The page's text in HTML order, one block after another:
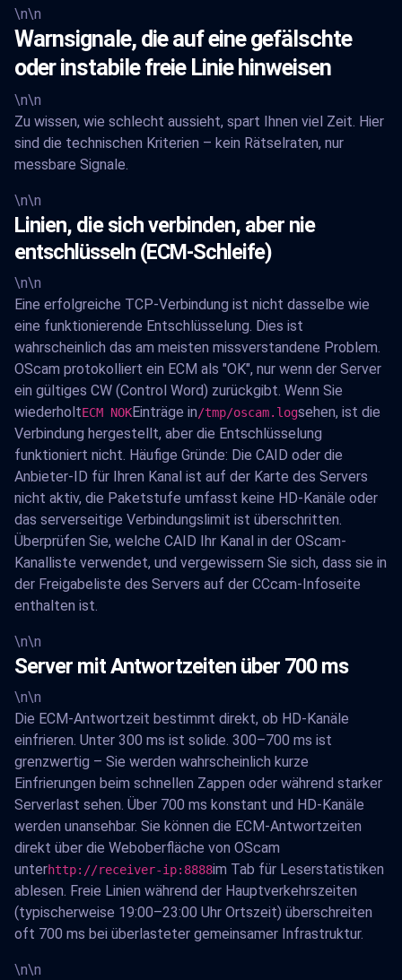
\n\n
Warnsignale, die auf eine gefälschte
oder instabile freie Linie hinweisen
\n\n
Zu wissen, wie schlecht aussieht, spart Ihnen viel Zeit. Hier
sind die technischen Kriterien – kein Rätselraten, nur
messbare Signale.
\n\n
Linien, die sich verbinden, aber nie
entschlüsseln (ECM-Schleife)
\n\n
Eine erfolgreiche TCP-Verbindung ist nicht dasselbe wie
eine funktionierende Entschlüsselung. Dies ist
wahrscheinlich das am meisten missverstandene Problem.
OScam protokolliert ein ECM als "OK", nur wenn der Server
ein gültiges CW (Control Word) zurückgibt. Wenn Sie
wiederholtECM NOKEinträge in/tmp/oscam.logsehen, ist die
Verbindung hergestellt, aber die Entschlüsselung
funktioniert nicht. Häufige Gründe: Die CAID oder die
Anbieter-ID für Ihren Kanal ist auf der Karte des Servers
nicht aktiv, die Paketstufe umfasst keine HD-Kanäle oder
das serverseitige Verbindungslimit ist überschritten.
Überprüfen Sie, welche CAID Ihr Kanal in der OScam-
Kanalliste verwendet, und vergewissern Sie sich, dass sie in
der Freigabeliste des Servers auf der CCcam-Infoseite
enthalten ist.
\n\n
Server mit Antwortzeiten über 700 ms
\n\n
Die ECM-Antwortzeit bestimmt direkt, ob HD-Kanäle
einfrieren. Unter 300 ms ist solide. 300–700 ms ist
grenzwertig – Sie werden wahrscheinlich kurze
Einfrierungen beim schnellen Zappen oder während starker
Serverlast sehen. Über 700 ms konstant und HD-Kanäle
werden unansehbar. Sie können die ECM-Antwortzeiten
direkt über die Weboberfläche von OScam
unterhttp://receiver-ip:8888im Tab für Leserstatistiken
ablesen. Freie Linien während der Hauptverkehrszeiten
(typischerweise 19:00–23:00 Uhr Ortszeit) überschreiten
oft 700 ms bei überlasteter gemeinsamer Infrastruktur.
\n\n